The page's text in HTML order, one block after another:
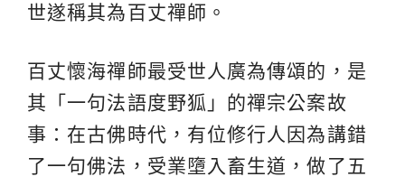
世遂稱其為百丈禪師。
百丈懷海禪師最受世人廣為傳頌的，是
其「一句法語度野狐」的禪宗公案故
事：在古佛時代，有位修行人因為講錯
了一句佛法，受業墮入畜生道，做了五